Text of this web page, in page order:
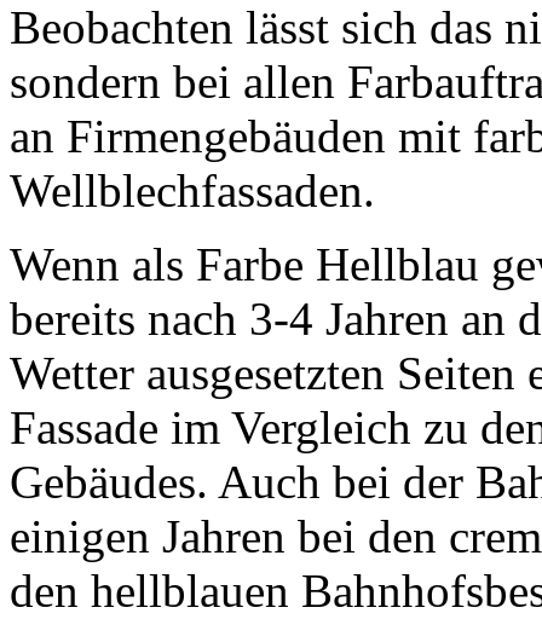
Beobachten lässt sich das
sondern bei allen
an Firmengebäuden mit
Wellblechfassaden.
Wenn als Farbe Hellblau
bereits nach 3-4 Jahren an
Wetter ausgesetzten
Fassade im Vergleich zu
Gebäudes. Auch bei der
einigen Jahren bei den
den hellblauen